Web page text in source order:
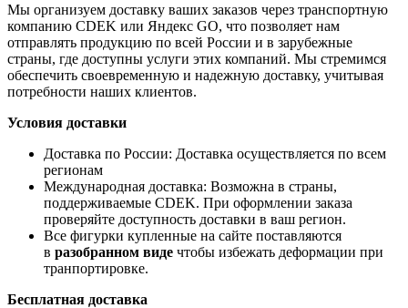
Мы организуем доставку ваших заказов через транспортную
компанию CDEK или Яндекс GO, что позволяет нам
отправлять продукцию по всей России и в зарубежные
страны, где доступны услуги этих компаний. Мы стремимся
обеспечить своевременную и надежную доставку, учитывая
потребности наших клиентов.
Условия доставки
Доставка по России: Доставка осуществляется по всем
регионам
Международная доставка: Возможна в страны,
поддерживаемые CDEK. При оформлении заказа
проверяйте доступность доставки в ваш регион.
Все фигурки купленные на сайте поставляются
в разобранном виде чтобы избежать деформации при
транпортировке.
Бесплатная доставка